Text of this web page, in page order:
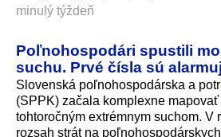
minulý týždeň
Poľnohospodári spustili
suchu. Prvé čísla sú
Slovenská poľnohospodárska a
(SPPK) začala komplexne
tohtoročným extrémnym suchom. V
rozsah strát na